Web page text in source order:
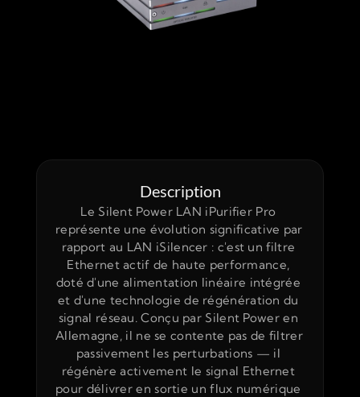
Description
Le Silent Power LAN iPurifier Pro
représente une évolution significative par
rapport au LAN iSilencer : c'est un filtre
Ethernet actif de haute performance,
doté d'une alimentation linéaire intégrée
et d'une technologie de régénération du
signal réseau. Conçu par Silent Power en
Allemagne, il ne se contente pas de filtrer
passivement les perturbations — il
régénère activement le signal Ethernet
pour délivrer en sortie un flux numérique